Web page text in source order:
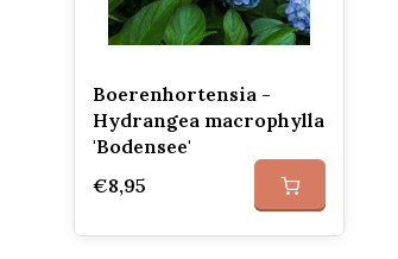
Boerenhortensia -
Hydrangea macrophylla
'Bodensee'
€8,95